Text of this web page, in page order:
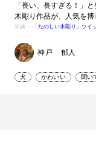
「長い、長すぎる！」
木彫り作品が、人気を博
出典： 「たのしい木彫り」ツイ
神戸 郁人
犬 かわいい 聞い